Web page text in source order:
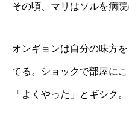
その頃、マリはソルを病
オンギョンは自分の味方
てる。ショックで部屋に
「よくやった」とギシク。